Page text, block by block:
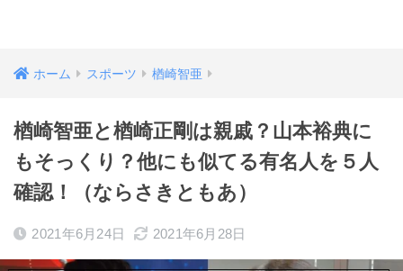
ホーム スポーツ 楢崎智亜
楢崎智亜と楢崎正剛は親戚？山本裕典に
もそっくり？他にも似てる有名人を５人
確認！（ならさきともあ）
2021年6月24日 2021年6月28日